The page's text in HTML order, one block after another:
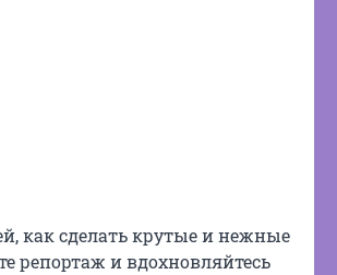
как сделать крутые и нежные
репортаж и вдохновляйтесь